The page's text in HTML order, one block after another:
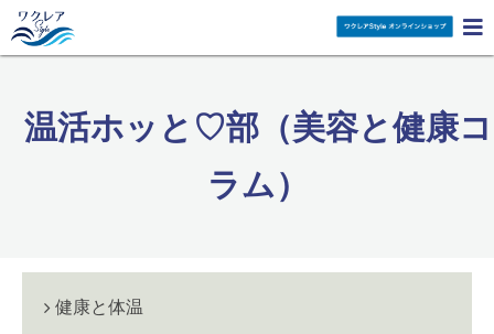

温活ホッと♡部（美容と健康コ
ラム）
健康と体温